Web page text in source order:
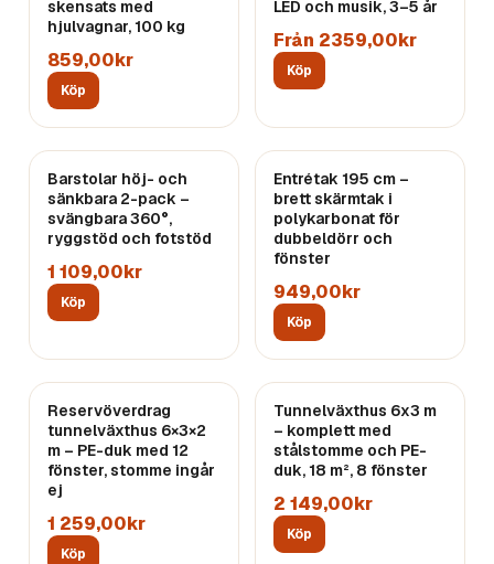
skensats med
hjulvagnar, 100 kg
859,00kr
Köp
LED och musik, 3–5 år
Från 2359,00kr
Köp
Barstolar höj- och
sänkbara 2-pack –
svängbara 360°,
ryggstöd och fotstöd
1 109,00kr
Köp
Entrétak 195 cm –
brett skärmtak i
polykarbonat för
dubbeldörr och
fönster
949,00kr
Köp
Reservöverdrag
tunnelväxthus 6×3×2
m – PE-duk med 12
fönster, stomme ingår
ej
1 259,00kr
Köp
Tunnelväxthus 6x3 m
– komplett med
stålstomme och PE-
duk, 18 m², 8 fönster
2 149,00kr
Köp